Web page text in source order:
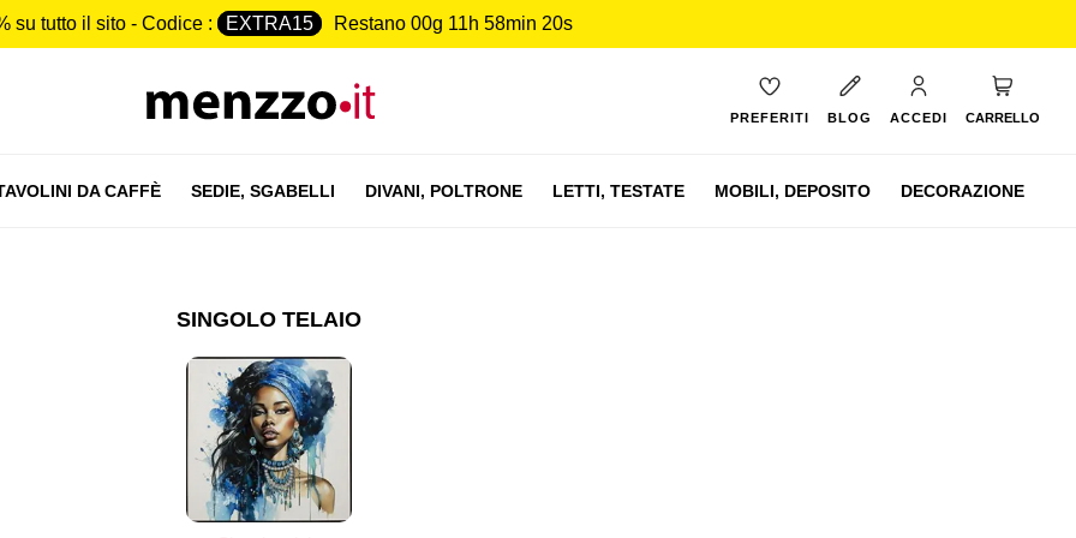
su tutto il sito - Codice : EXTRA15 Restano 00g 11h 58min 19s
PREFERITI BLOG ACCEDI CARRELLO
DA CAFFÈ SEDIE, SGABELLI DIVANI, POLTRONE LETTI, TESTATE MOBILI, DEPOSITO DECORAZIONE
SINGOLO TELAIO